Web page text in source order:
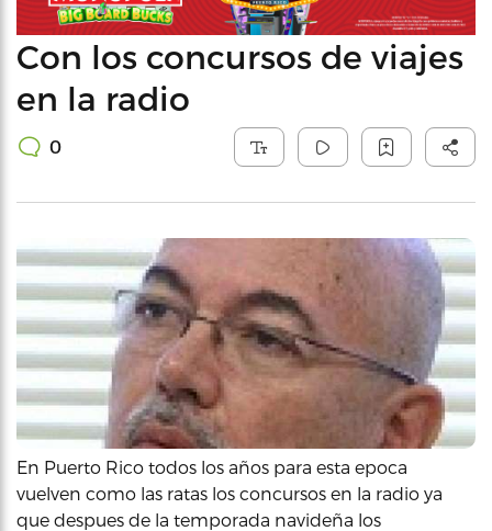
Con los concursos de viajes
en la radio
0
En Puerto Rico todos los años para esta epoca
vuelven como las ratas los concursos en la radio ya
que despues de la temporada navideña los